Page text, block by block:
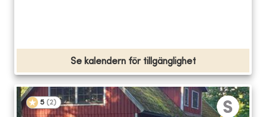
Se kalendern för tillgänglighet
5 (2)